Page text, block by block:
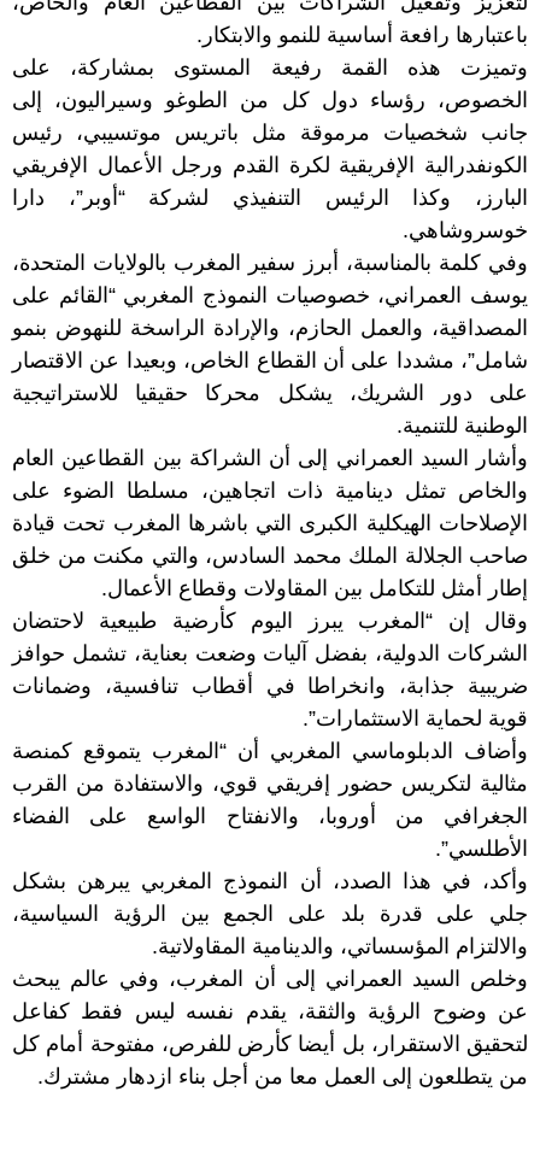
باعتبارها رافعة أساسية للنمو والابتكار.
وتميزت هذه القمة رفيعة المستوى بمشاركة، على
الخصوص، رؤساء دول كل من الطوغو وسيراليون، إلى
جانب شخصيات مرموقة مثل باتريس موتسيبي، رئيس
الكونفدرالية الإفريقية لكرة القدم ورجل الأعمال الإفريقي
البارز، وكذا الرئيس التنفيذي لشركة “أوبر”، دارا
خوسروشاهي.
وفي كلمة بالمناسبة، أبرز سفير المغرب بالولايات المتحدة،
يوسف العمراني، خصوصيات النموذج المغربي “القائم على
المصداقية، والعمل الحازم، والإرادة الراسخة للنهوض بنمو
شامل”، مشددا على أن القطاع الخاص، وبعيدا عن الاقتصار
على دور الشريك، يشكل محركا حقيقيا للاستراتيجية
الوطنية للتنمية.
وأشار السيد العمراني إلى أن الشراكة بين القطاعين العام
والخاص تمثل دينامية ذات اتجاهين، مسلطا الضوء على
الإصلاحات الهيكلية الكبرى التي باشرها المغرب تحت قيادة
صاحب الجلالة الملك محمد السادس، والتي مكنت من خلق
إطار أمثل للتكامل بين المقاولات وقطاع الأعمال.
وقال إن “المغرب يبرز اليوم كأرضية طبيعية لاحتضان
الشركات الدولية، بفضل آليات وضعت بعناية، تشمل حوافز
ضريبية جذابة، وانخراطا في أقطاب تنافسية، وضمانات
قوية لحماية الاستثمارات”.
وأضاف الدبلوماسي المغربي أن “المغرب يتموقع كمنصة
مثالية لتكريس حضور إفريقي قوي، والاستفادة من القرب
الجغرافي من أوروبا، والانفتاح الواسع على الفضاء
الأطلسي”.
وأكد، في هذا الصدد، أن النموذج المغربي يبرهن بشكل
جلي على قدرة بلد على الجمع بين الرؤية السياسية،
والالتزام المؤسساتي، والدينامية المقاولاتية.
وخلص السيد العمراني إلى أن المغرب، وفي عالم يبحث
عن وضوح الرؤية والثقة، يقدم نفسه ليس فقط كفاعل
لتحقيق الاستقرار، بل أيضا كأرض للفرص، مفتوحة أمام كل
من يتطلعون إلى العمل معا من أجل بناء ازدهار مشترك.